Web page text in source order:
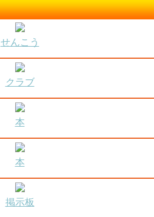
せんこう
クラブ
本
本
掲示板